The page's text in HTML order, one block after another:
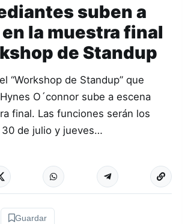
suben a
la muestra final
de Standup
“Workshop de Standup” que
O´connor sube a escena
final. Las funciones serán los
de julio y jueves…
Más
Guardar